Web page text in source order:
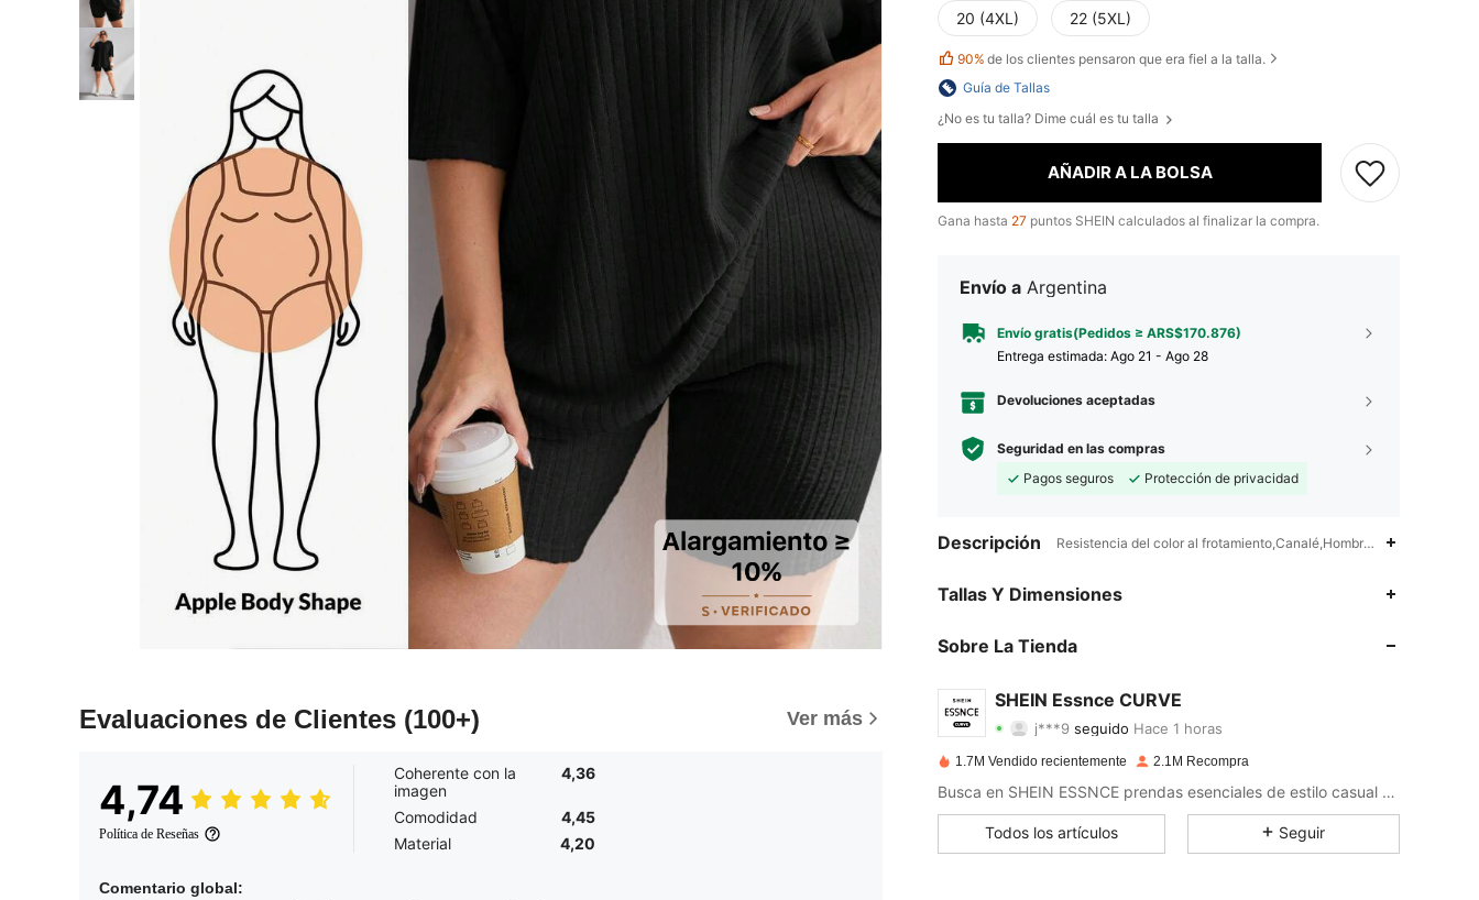
Evaluaciones de Clientes (100+) Ver más
4,74
Política de Reseñas
Coherente con la
imagen
4,36
Comodidad
4,45
Material
4,20
Comentario global:
20 (4XL) 22 (5XL)
90% de los clientes pensaron que era fiel a la talla.
Guía de Tallas
¿No es tu talla? Dime cuál es tu talla
AÑADIR A LA BOLSA
Gana hasta 27 puntos SHEIN calculados al finalizar la compra.
Envío a Argentina
Envío gratis(Pedidos ≥ ARS$170.876)
Entrega estimada: Ago 21 - Ago 28
Devoluciones aceptadas
Seguridad en las compras
Pagos seguros
Protección de privacidad
Descripción Resistencia del color al frotamiento,Canalé,Hombros caídos
Tallas Y Dimensiones
Sobre La Tienda
SHEIN Essnce CURVE
j***9 seguido Hace 1 horas
4,90 Calificación 3.2KArtículos
4,90 249K
1.7M Vendido recientemente 2.1M Recompra
Busca en SHEIN ESSNCE prendas esenciales de estilo casual que mejoren tu día.
Todos los artículos Seguir